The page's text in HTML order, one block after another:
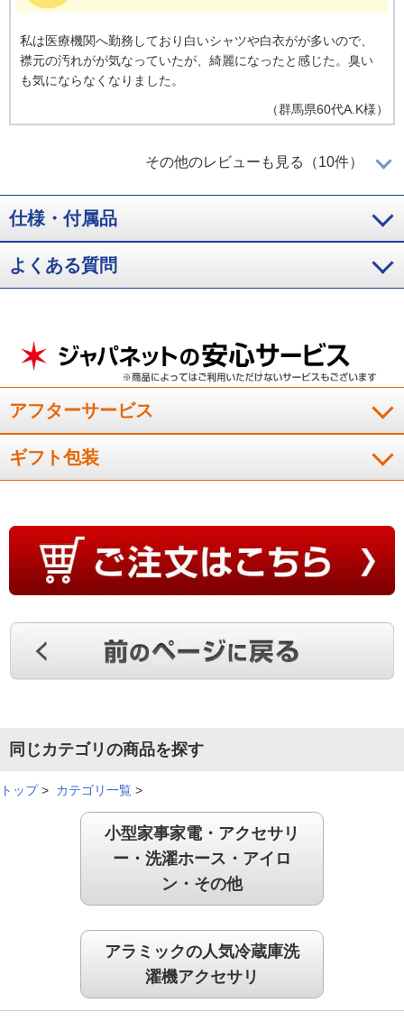
私は医療機関へ勤務しており白いシャツや白衣がが多いので、
襟元の汚れがが気なっていたが、綺麗になったと感じた。臭い
も気にならなくなりました。
（群馬県60代A.K様）
目から鱗です！！
本当かと思いながらも「買ってみるか」ということになり購
入。目から鱗です！！こんなに違うのかと思いました！！生乾
きのにおいは一切なし、洗えば洗うほど白くなってくすみが消
の人にも一押しで薦めたい商品です！！
（ 北海道40代T.S様
期待通りの商品！
アラミックのシャワ－を使用して汚れ落ちが良いので期待して
フワ感が増しました！期待通りの商品です。洗濯槽の汚れもと
れるし、素晴らしいです。
（神奈川県50代 O.M様
アラミックのシャワ－が気持ち良く使えたので洗濯機にシャワ
取付もわかりやすくてよかったです
洗濯後の汚れをみたり触ったか感じは特に激変したとは思いま
せんが、匂いに効果があるように思えました。購入時の取り付
けの手順書も写真入りてわかりやすくてよかったです。数ヶ月
その他のレビューも見る（10件）
仕様・付属品
よくある質問
アフターサービス
ギフト包装
同じカテゴリの商品を探す
トップ> カテゴリ一覧 >
小型家事家電・アクセサリ
ー・洗濯ホース・アイロ
ン・その他
アラミックの人気冷蔵庫洗
濯機アクセサリ